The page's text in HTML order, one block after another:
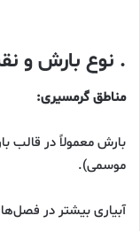
. نوع بارش و
مناطق گرمسیری:
بارش معمولاً در قالب
موسمی).
آبیاری بیشتر در